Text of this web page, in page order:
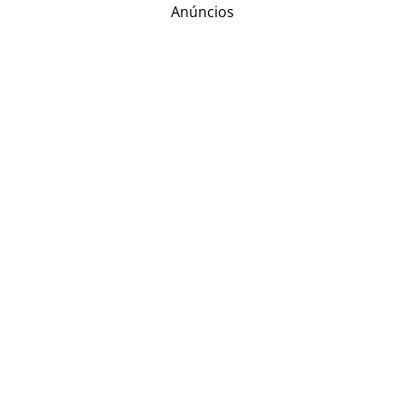
Anúncios